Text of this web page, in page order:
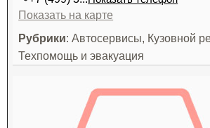
Показать на карте
Рубрики: Автосервисы, Кузовной
Техпомощь и эвакуация